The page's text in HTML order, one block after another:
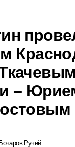
–
Ручей